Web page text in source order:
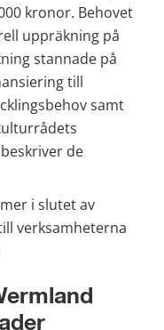
kronor. Behovet
uppräkning på
stannade på
till
samt
de
i slutet av
verksamheterna